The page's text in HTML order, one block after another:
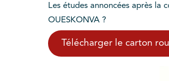
Les études annoncées après la
OUESKONVA ?
Télécharger le carton